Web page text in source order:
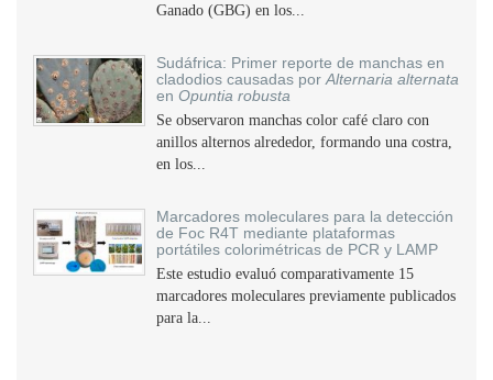
Ganado (GBG) en los...
Sudáfrica: Primer reporte de manchas en
cladodios causadas por Alternaria alternata
en Opuntia robusta
Se observaron manchas color café claro con
anillos alternos alrededor, formando una costra,
en los...
Marcadores moleculares para la detección
de Foc R4T mediante plataformas
portátiles colorimétricas de PCR y LAMP
Este estudio evaluó comparativamente 15
marcadores moleculares previamente publicados
para la...